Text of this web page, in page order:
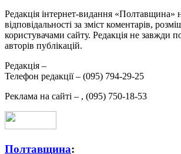
Редакція інтернет-видання «Полтавщина»
відповідальності за зміст коментарів,
користувачами сайту. Редакція не завжди
авторів публікацій.
Редакція –
Телефон редакції – (095) 794-29-25
Реклама на сайті – , (095) 750-18-53
Полтавщина: